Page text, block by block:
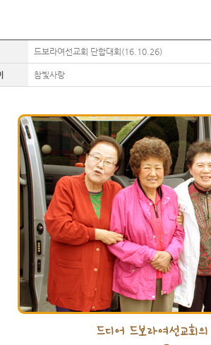
드보라여선교회 단합대회(16.10.26)
참빛사랑